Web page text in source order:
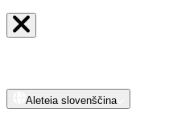
Aleteia slovenščina